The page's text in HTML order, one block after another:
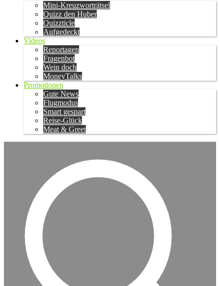
Mini-Kreuzworträtsel
Quizz den Huber
Quizzticle
Aufgedeckt
Videos
Reportagen
Fragenbot
Wein doch
MoneyTalks
Promotionen
Gute News
Flugmodus
Smart gespart
Reise-Glück
Meat & Greet